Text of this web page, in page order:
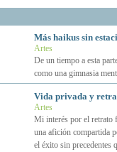
Más haikus sin
Artes
De un tiempo a esta
como una gimnasia
Vida privada y
Artes
Mi interés por el retrato
una afición compartida
el éxito sin precedentes